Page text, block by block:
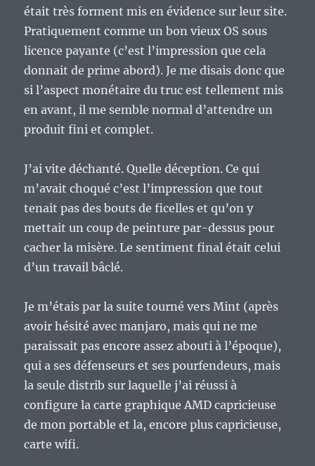
était très forment mis en évidence sur leur site.
Pratiquement comme un bon vieux OS sous
licence payante (c’est l’impression que cela
donnait de prime abord). Je me disais donc que
si l’aspect monétaire du truc est tellement mis
en avant, il me semble normal d’attendre un
produit fini et complet.
J’ai vite déchanté. Quelle déception. Ce qui
m’avait choqué c’est l’impression que tout
tenait pas des bouts de ficelles et qu’on y
mettait un coup de peinture par-dessus pour
cacher la misère. Le sentiment final était celui
d’un travail bâclé.
Je m’étais par la suite tourné vers Mint (après
avoir hésité avec manjaro, mais qui ne me
paraissait pas encore assez abouti à l’époque),
qui a ses défenseurs et ses pourfendeurs, mais
la seule distrib sur laquelle j’ai réussi à
configure la carte graphique AMD capricieuse
de mon portable et la, encore plus capricieuse,
carte wifi.